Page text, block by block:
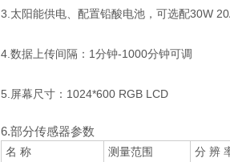
3.太阳能供电、配置铅酸电池，可选配30W
4.数据上传间隔：1分钟-1000分钟可调
5.屏幕尺寸：1024*600 RGB LCD
6.部分传感器参数
名 称 测量范围 分 辨